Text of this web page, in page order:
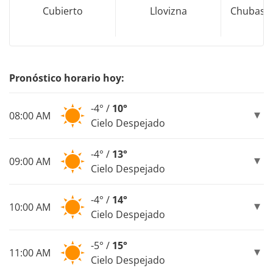
Cubierto Llovizna
Pronóstico horario hoy:
08:00 AM
-4° / 10°
Cielo Despejado
09:00 AM
-4° / 13°
Cielo Despejado
10:00 AM
-4° / 14°
Cielo Despejado
11:00 AM
-5° / 15°
Cielo Despejado